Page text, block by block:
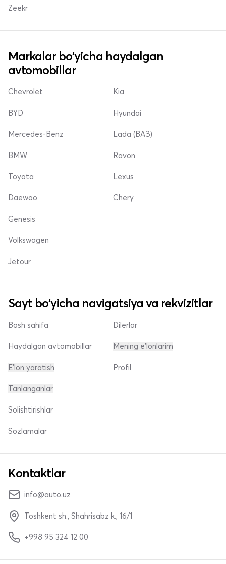
Zeekr
Markalar bo'yicha haydalgan
avtomobillar
Chevrolet
BYD
Mercedes-Benz
Kia
Hyundai
Lada (ВАЗ)
BMW
Toyota
Daewoo
Ravon
Lexus
Chery
Genesis
Volkswagen
Jetour
Sayt bo'yicha navigatsiya va rekvizitlar
Bosh sahifa
Haydalgan avtomobillar
E'lon yaratish
Dilerlar
Mening e'lonlarim
Profil
Tanlanganlar
Solishtirishlar
Sozlamalar
Kontaktlar
info@auto.uz
Toshkent sh., Shahrisabz k., 16/1
+998 95 324 12 00